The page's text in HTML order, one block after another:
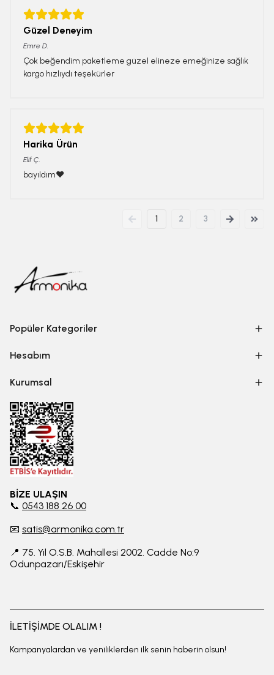
Güzel Deneyim
Emre D.
Çok beğendim paketleme güzel elineze emeğinize sağlık
kargo hızlıydı teşekürler
Harika Ürün
Elif Ç.
bayıldım❤️
1 2 3
Popüler Kategoriler
Hesabım
Kurumsal
BİZE ULAŞIN
📞 0543 188 26 00
📧 satis@armonika.com.tr
📍 75. Yıl O.S.B. Mahallesi 2002. Cadde No:9
Odunpazarı/Eskişehir
İLETİŞİMDE OLALIM !
Kampanyalardan ve yeniliklerden ilk senin haberin olsun!